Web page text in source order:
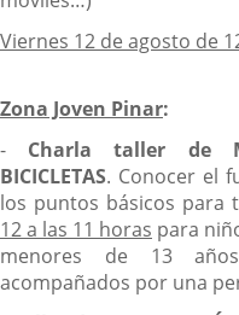
Viernes 12 de agosto de
Zona Joven Pinar:
- Charla taller de
BICICLETAS. Conocer el
los puntos básicos para
12 a las 11 horas para
menores de 13
acompañados por una